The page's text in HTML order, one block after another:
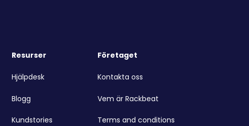
Resurser
Hjälpdesk
Blogg
Kundstories
Företaget
Kontakta oss
Vem är Rackbeat
Terms and conditions